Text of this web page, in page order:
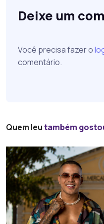
Deixe um
Você precisa fazer o
comentário.
Quem leutambém